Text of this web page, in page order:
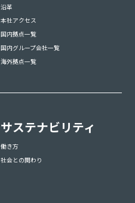
沿革
本社アクセス
国内拠点一覧
国内グループ会社一覧
海外拠点一覧
サステナビリティ
働き方
社会との関わり